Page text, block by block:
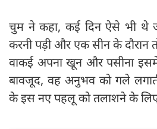
चुम ने कहा, कई दिन ऐसे भी थे
करनी पड़ी और एक सीन के दौरान
वाकई अपना खून और पसीना
बावजूद, वह अनुभव को गले
के इस नए पहलू को तलाशने के लिए